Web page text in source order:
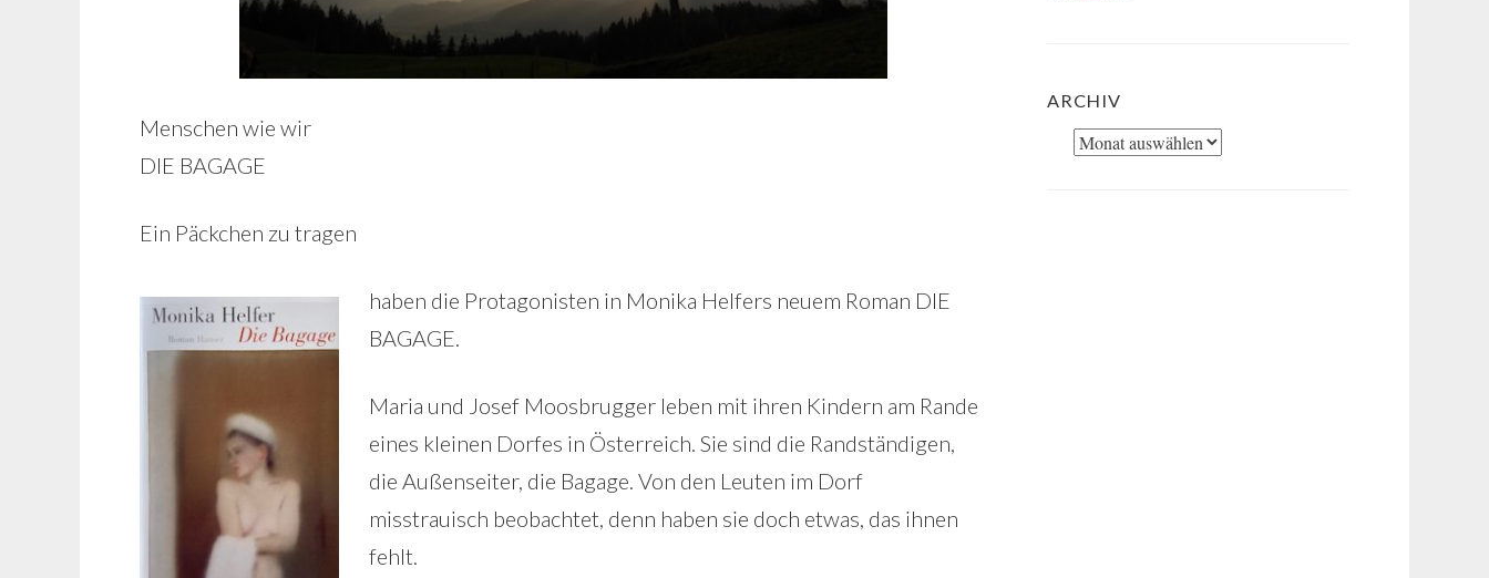
Menschen wie wir
DIE BAGAGE
Ein Päckchen zu tragen
haben die Protagonisten in Monika Helfers neuem Roman DIE
BAGAGE.
Maria und Josef Moosbrugger leben mit ihren Kindern am Rande
eines kleinen Dorfes in Österreich. Sie sind die Randständigen,
die Außenseiter, die Bagage. Von den Leuten im Dorf
misstrauisch beobachtet, denn haben sie doch etwas, das ihnen
fehlt.
ARCHIV
Archiv